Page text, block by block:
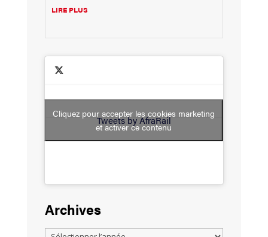
LIRE PLUS
Tweets by AfraRail
Cliquez pour accepter les cookies marketing
et activer ce contenu
Archives